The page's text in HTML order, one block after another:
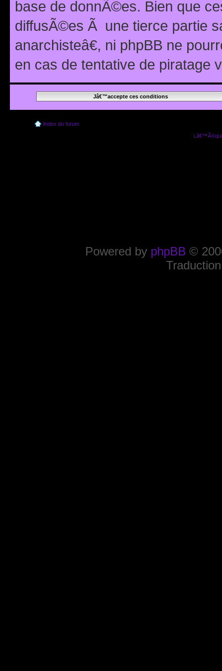
base de donnÃ©es. Bien que
diffusÃ©es Ã une tierce partie
anarchisteâ€, ni phpBB ne
en cas de tentative de piratage
Index du forum
Powered by phpBB ©